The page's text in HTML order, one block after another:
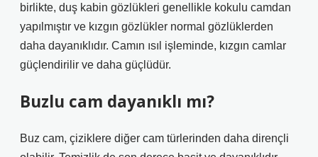
birlikte, duş kabin gözlükleri genellikle kokulu camdan
yapılmıştır ve kızgın gözlükler normal gözlüklerden
daha dayanıklıdır. Camın ısıl işleminde, kızgın camlar
güçlendirilir ve daha güçlüdür.
Buzlu cam dayanıklı mı?
Buz cam, çiziklere diğer cam türlerinden daha dirençli